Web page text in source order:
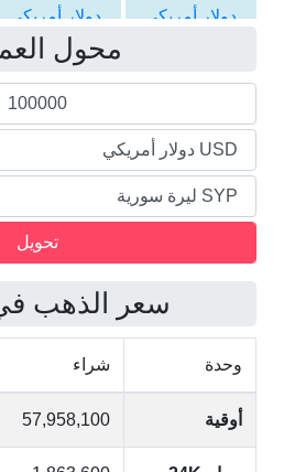
دولار أمريكي
دولار أمريكي
الى الليرة
السورية
محول
سعر الذهب
وحدة شراء
أوقية 57,958,100